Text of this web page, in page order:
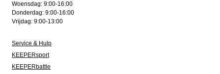
Woensdag: 9:00-16:00
Donderdag: 9:00-16:00
Vrijdag: 9:00-13:00
Service & Hulp
KEEPERsport
KEEPERbattle